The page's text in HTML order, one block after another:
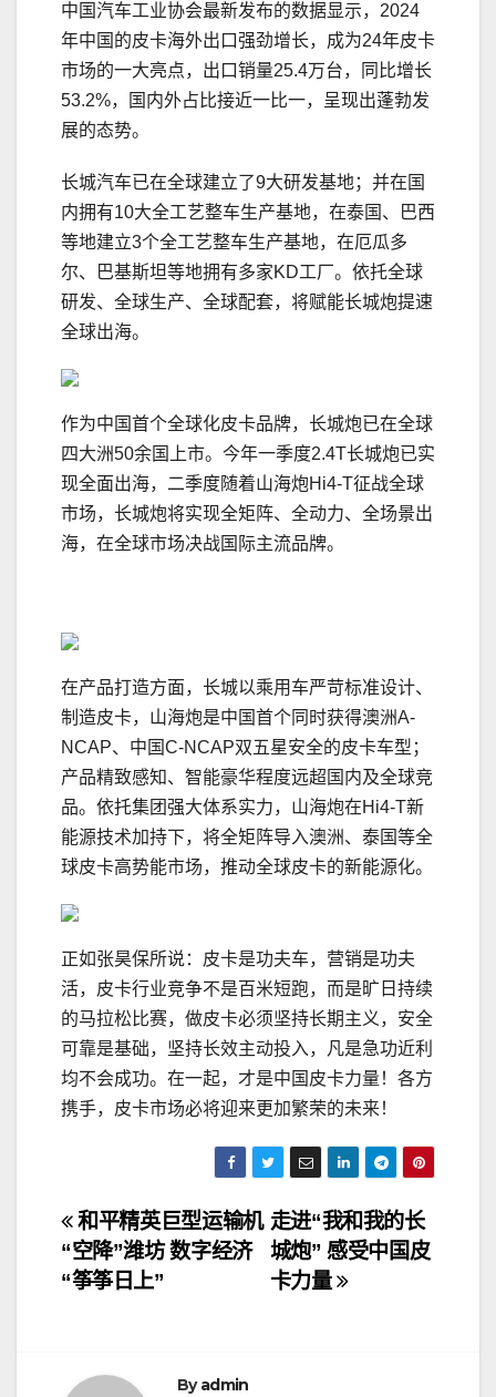
中国汽车工业协会最新发布的数据显示，2024
年中国的皮卡海外出口强劲增长，成为24年皮卡
市场的一大亮点，出口销量25.4万台，同比增长
53.2%，国内外占比接近一比一，呈现出蓬勃发
展的态势。
长城汽车已在全球建立了9大研发基地；并在国
内拥有10大全工艺整车生产基地，在泰国、巴西
等地建立3个全工艺整车生产基地，在厄瓜多
尔、巴基斯坦等地拥有多家KD工厂。依托全球
研发、全球生产、全球配套，将赋能长城炮提速
全球出海。
作为中国首个全球化皮卡品牌，长城炮已在全球
四大洲50余国上市。今年一季度2.4T长城炮已实
现全面出海，二季度随着山海炮Hi4-T征战全球
市场，长城炮将实现全矩阵、全动力、全场景出
海，在全球市场决战国际主流品牌。
在产品打造方面，长城以乘用车严苛标准设计、
制造皮卡，山海炮是中国首个同时获得澳洲A-
NCAP、中国C-NCAP双五星安全的皮卡车型；
产品精致感知、智能豪华程度远超国内及全球竞
品。依托集团强大体系实力，山海炮在Hi4-T新
能源技术加持下，将全矩阵导入澳洲、泰国等全
球皮卡高势能市场，推动全球皮卡的新能源化。
正如张昊保所说：皮卡是功夫车，营销是功夫
活，皮卡行业竞争不是百米短跑，而是旷日持续
的马拉松比赛，做皮卡必须坚持长期主义，安全
可靠是基础，坚持长效主动投入，凡是急功近利
均不会成功。在一起，才是中国皮卡力量！各方
携手，皮卡市场必将迎来更加繁荣的未来！
文
章
航
走进“我和我的长
城炮” 感受中国皮
卡力量
和平精英巨型运输机
“空降”潍坊 数字经济
“筝筝日上”
Byadmin